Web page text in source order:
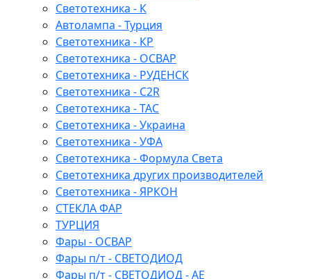
Светотехника - К
Автолампа - Турция
Светотехника - КР
Светотехника - ОСВАР
Светотехника - РУДЕНСК
Светотехника - C2R
Светотехника - ТАС
Светотехника - Украина
Светотехника - УФА
Светотехника - Формула Света
Светотехника других производителей
Светотехника - ЯРКОН
СТЕКЛА ФАР
ТУРЦИЯ
Фары - ОСВАР
Фары п/т - СВЕТОДИОД
Фары п/т - СВЕТОДИОД - АЕ